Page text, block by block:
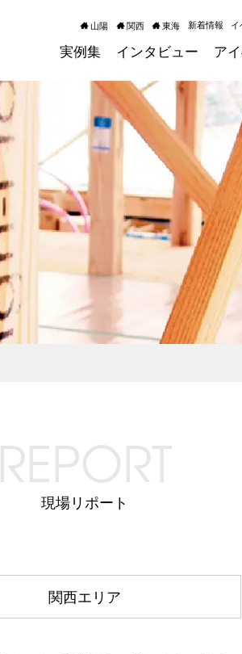
山陽 関西 東海 新着情報 イ
実例集 インタビュー ア
REPORT
現場リポート
関西エリア